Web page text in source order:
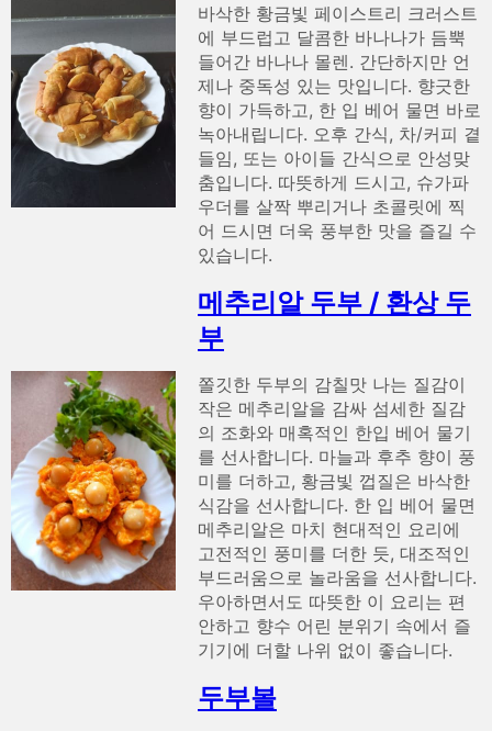
바삭한 황금빛 페이스트리 크러스트
에 부드럽고 달콤한 바나나가 듬뿍
들어간 바나나 몰렌. 간단하지만 언
제나 중독성 있는 맛입니다. 향긋한
향이 가득하고, 한 입 베어 물면 바로
녹아내립니다. 오후 간식, 차/커피 곁
들임, 또는 아이들 간식으로 안성맞
춤입니다. 따뜻하게 드시고, 슈가파
우더를 살짝 뿌리거나 초콜릿에 찍
어 드시면 더욱 풍부한 맛을 즐길 수
있습니다.
메추리알 두부 / 환상 두
부
쫄깃한 두부의 감칠맛 나는 질감이
작은 메추리알을 감싸 섬세한 질감
의 조화와 매혹적인 한입 베어 물기
를 선사합니다. 마늘과 후추 향이 풍
미를 더하고, 황금빛 껍질은 바삭한
식감을 선사합니다. 한 입 베어 물면
메추리알은 마치 현대적인 요리에
고전적인 풍미를 더한 듯, 대조적인
부드러움으로 놀라움을 선사합니다.
우아하면서도 따뜻한 이 요리는 편
안하고 향수 어린 분위기 속에서 즐
기기에 더할 나위 없이 좋습니다.
두부볼